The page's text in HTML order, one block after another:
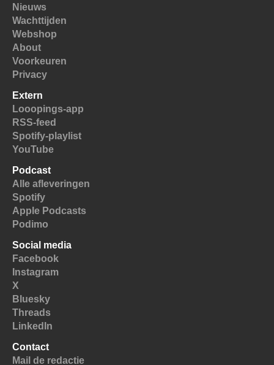
Nieuws
Wachttijden
Webshop
About
Voorkeuren
Privacy
Extern
Looopings-app
RSS-feed
Spotify-playlist
YouTube
Podcast
Alle afleveringen
Spotify
Apple Podcasts
Podimo
Social media
Facebook
Instagram
X
Bluesky
Threads
LinkedIn
Contact
Mail de redactie